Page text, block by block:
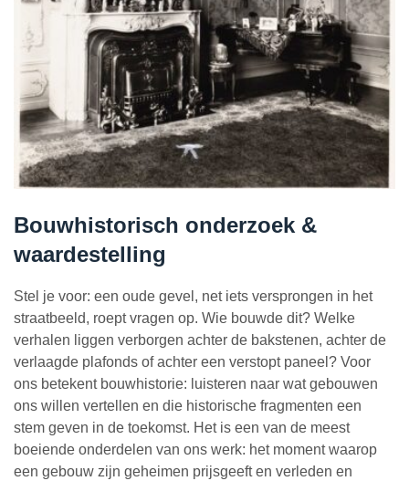
Bouwhistorisch onderzoek &
waardestelling
Stel je voor: een oude gevel, net iets versprongen in het
straatbeeld, roept vragen op. Wie bouwde dit? Welke
verhalen liggen verborgen achter de bakstenen, achter de
verlaagde plafonds of achter een verstopt paneel? Voor
ons betekent bouwhistorie: luisteren naar wat gebouwen
ons willen vertellen en die historische fragmenten een
stem geven in de toekomst. Het is een van de meest
boeiende onderdelen van ons werk: het moment waarop
een gebouw zijn geheimen prijsgeeft en verleden en